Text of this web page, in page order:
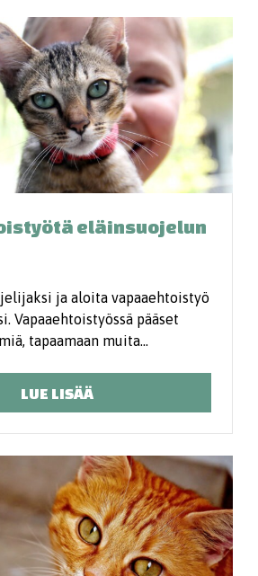
eläinsuojelun
ja aloita vapaaehtoistyö
Vapaaehtoistyössä pääset
tapaamaan muita…
LUE LISÄÄ